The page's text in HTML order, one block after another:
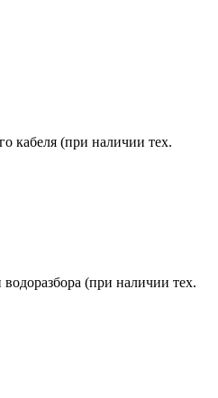
кабеля (при наличии тех.
(при наличии тех.